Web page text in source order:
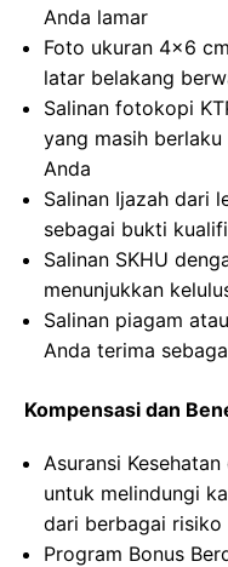
Anda lamar
Foto ukuran 4×6
latar belakang
Salinan fotokopi
yang masih
Anda
Salinan Ijazah dari
sebagai bukti
Salinan SKHU
menunjukkan
Salinan piagam
Anda terima
Kompensasi dan
Asuransi
untuk melindungi
dari berbagai risiko
Program Bonus